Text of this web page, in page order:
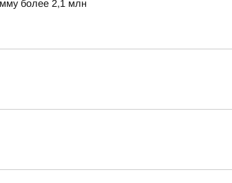
более 2,1 млн